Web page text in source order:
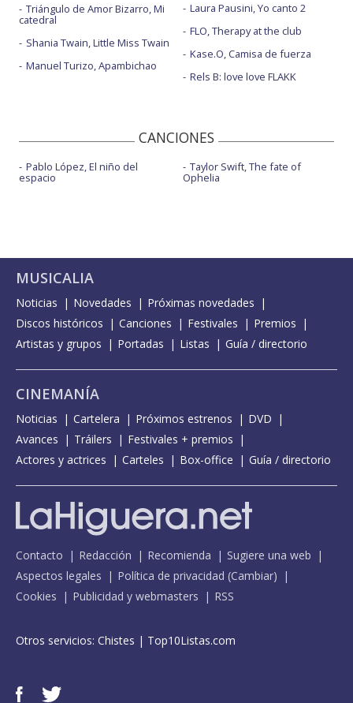
Triángulo de Amor Bizarro, Mi
catedral
Shania Twain, Little Miss Twain
Manuel Turizo, Apambichao
Laura Pausini, Yo canto 2
FLO, Therapy at the club
Kase.O, Camisa de fuerza
Rels B: love love FLAKK
CANCIONES
Pablo López, El niño del
espacio
Taylor Swift, The fate of
Ophelia
MUSICALIA
Noticias Novedades
Próximas novedades
Discos históricos
Canciones Festivales
Premios
Artistas y grupos
Portadas Listas Guía / directorio
CINEMANÍA
Noticias Cartelera Próximos estrenos
DVD
Avances
Tráilers
Festivales + premios
Actores y actrices
Carteles Box-office Guía / directorio
Contacto Redacción Recomienda
Sugiere una web
Aspectos legales
Política de privacidad (Cambiar)
Cookies
Publicidad y webmasters RSS
Otros servicios: Chistes | Top10Listas.com